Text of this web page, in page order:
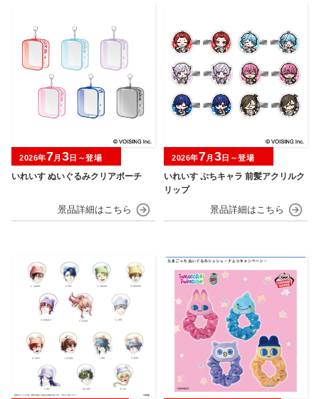
いれいす ぬいぐるみクリアポーチ
2026年7月 3日～登場
いれいす ぷちキャラ 前髪アクリルク
リップ
2026年7月 3日～登場